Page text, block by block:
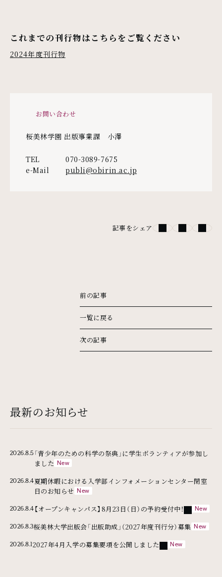
これまでの刊行物はこちらをご覧ください
2024年度刊行物
お問い合わせ
桜美林学園 出版事業課 小澤
TEL
070-3089-7675
e-Mail
publi@obirin.ac.jp
記事をシェア
前の記事
一覧に戻る
次の記事
最新のお知らせ
2026.8.5 「青少年のための科学の祭典」に学生ボランティアが参加し
ました
2026.8.4夏期休暇における入学部インフォメーションセンター閉室
日のお知らせ
2026.8.4 【オープンキャンパス】8月23日（日）の予約受付中！外部リンク
2026.8.3桜美林大学出版会「出版助成」（2027年度刊行分）募集
2026.8.12027年4月入学の募集要項を公開しました外部リンク